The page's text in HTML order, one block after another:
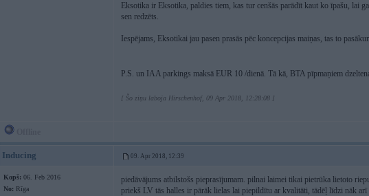
Eksotika ir Eksotika, paldies tiem, kas tur cenšās parādīt kaut ko īpašu, lai
sen redzēts.
Iespējams, Eksotikai jau pasen prasās pēc koncepcijas maiņas, tas to
P.S. un IAA parkings maksā EUR 10 /dienā. Tā kā, BTA pīpmaņiem
[ Šo ziņu laboja Hirschenhof, 09 Apr 2018, 12:28:08 ]
Inducing 09. Apr 2018, 12:39
Kopš: 06. Feb 2016
No: Rīga
piedāvājums atbilstošs pieprasījumam. pilnai laimei tikai pietrūka lietoto
priekš LV tās halles ir pārāk lielas lai piepildītu ar kvalitāti, tādēļ līdzi nāk arī